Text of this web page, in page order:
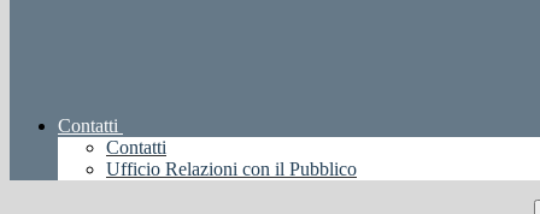
Contatti
Contatti
Ufficio Relazioni con il Pubblico